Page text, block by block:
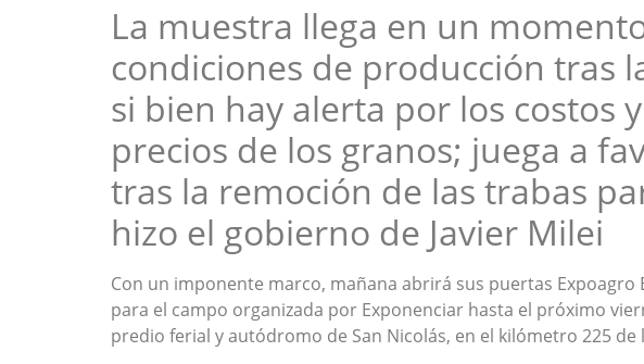
La muestra llega en un
condiciones de producción tras
si bien hay alerta por los costos
precios de los granos; juega a
tras la remoción de las trabas
hizo el gobierno de Javier Milei
Con un imponente marco, mañana abrirá sus puertas Expoagro
para el campo organizada por Exponenciar hasta el próximo
predio ferial y autódromo de San Nicolás, en el kilómetro 225 de